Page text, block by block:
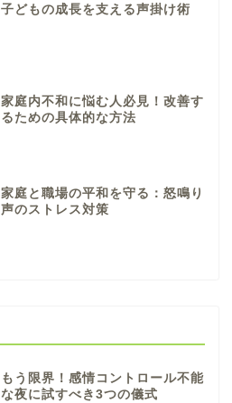
子どもの成長を支える声掛け術
家庭内不和に悩む人必見！改善す
るための具体的な方法
家庭と職場の平和を守る：怒鳴り
声のストレス対策
もう限界！感情コントロール不能
な夜に試すべき3つの儀式